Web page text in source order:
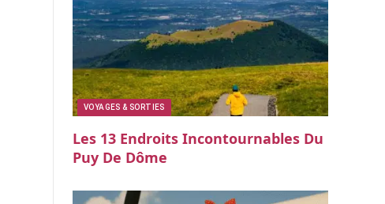
VOYAGES & SORTIES
Les 13 Endroits Incontournables Du
Puy De Dôme